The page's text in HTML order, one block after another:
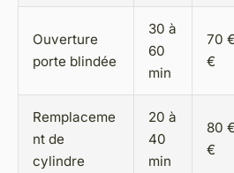
Ouverture
porte blindée
30 à
60
min
70
€
Remplaceme
nt de
cylindre
20 à
40
min
80
€